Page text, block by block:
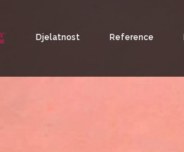
Djelatnost Reference